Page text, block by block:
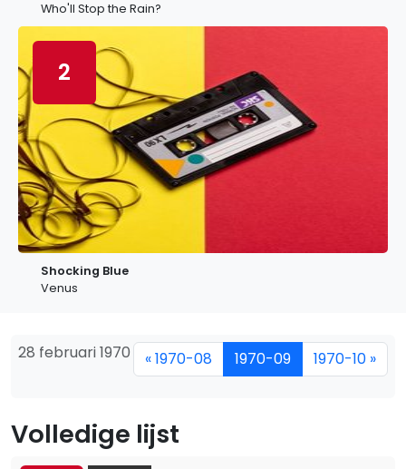
Who'll Stop the Rain?
2
Shocking Blue
Venus
28 februari 1970 « 1970-08 1970-09 1970-10 »
Volledige lijst